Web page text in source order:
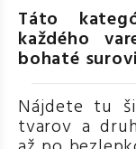
Táto
každého
bohaté
Nájdete tu
tvarov a